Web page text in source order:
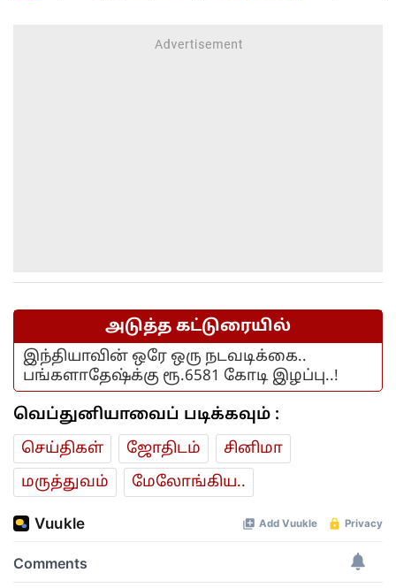
அடுத்த கட்டுரையில்
இந்தியாவின் ஒரே ஒரு நடவடிக்கை..
பங்களாதேஷ்க்கு ரூ.6581 கோடி இழப்பு..!
வெப்துனியாவைப் படிக்கவும் :
செய்திகள் ஜோ‌திட‌ம்
சினிமா
மரு‌த்துவ‌ம்
மேலோங்கிய..